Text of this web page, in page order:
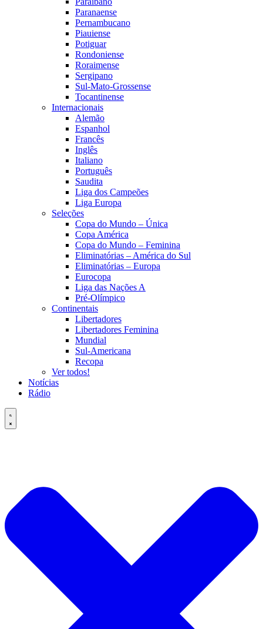
Paranaense
Pernambucano
Piauiense
Potiguar
Rondoniense
Roraimense
Sergipano
Sul-Mato-Grossense
Tocantinense
Internacionais
Alemão
Espanhol
Francês
Inglês
Italiano
Português
Saudita
Liga dos Campeões
Liga Europa
Seleções
Copa do Mundo – Única
Copa América
Copa do Mundo – Feminina
Eliminatórias – América do Sul
Eliminatórias – Europa
Eurocopa
Liga das Nações A
Pré-Olímpico
Continentais
Libertadores
Libertadores Feminina
Mundial
Sul-Americana
Recopa
Ver todos!
Notícias
Rádio